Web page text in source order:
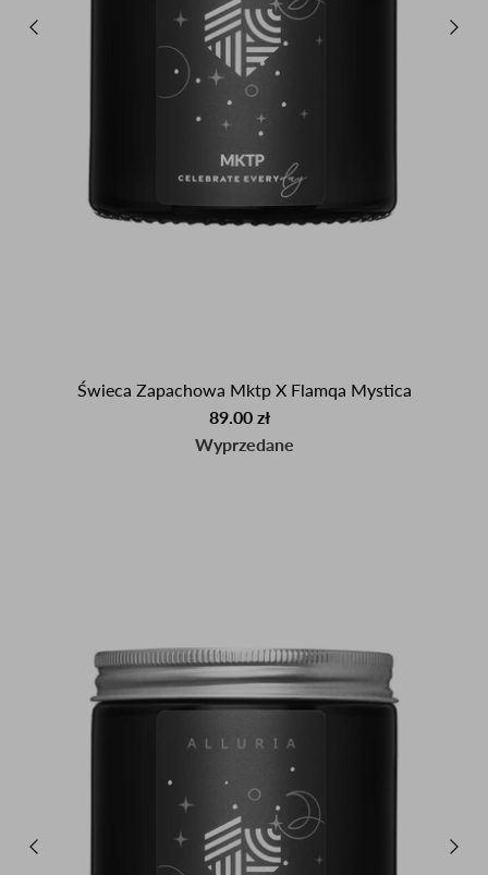
Świeca Zapachowa Mktp X Flamqa Mystica
89.00 zł
Wyprzedane